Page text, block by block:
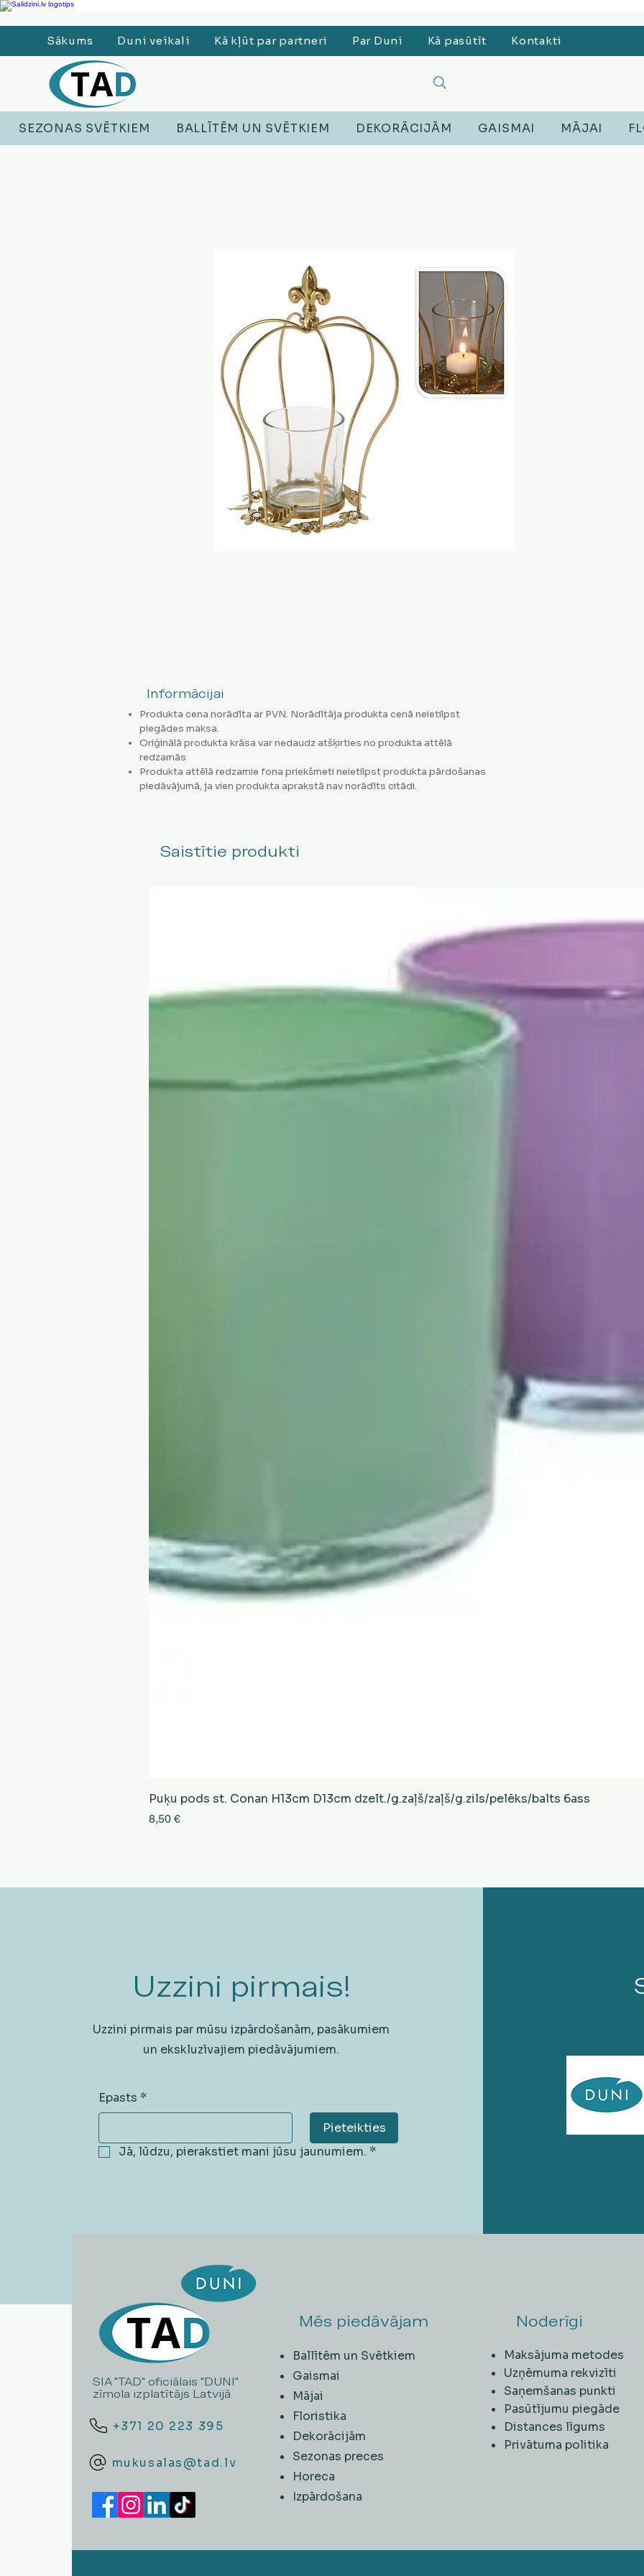
Ledusskapji, Sadzīves tehnika, Smaržas, Operatīvā atmiņa, Putekļu sūcēji, Lego, Austiņas
Sākums Duni veikali Kā kļūt par partneri Par Duni Kā pasūtīt Kontakti
SEZONAS SVĒTKIEM BALLĪTĒM UN SVĒTKIEM DEKORĀCIJĀM GAISMAI MĀJAI
Informācijai
Produkta cena norādīta ar PVN. Norādītāja produkta cenā neietilpst
piegādes maksa.
Oriģinālā produkta krāsa var nedaudz atšķirties no produkta attēlā
redzamās
Produkta attēlā redzamie fona priekšmeti neietilpst produkta pārdošanas
piedāvājumā, ja vien produkta aprakstā nav norādīts citādi.
Saistītie produkti
Ātrais skats
Puķu pods st. Conan H13cm D13cm dzelt./g.zaļš/zaļš/g.zils/pelēks/balts 6ass
Cena
8,50 €
Uzzini pirmais!
Uzzini pirmais par mūsu izpārdošanām, pasākumiem
un ekskluzīvajiem piedāvājumiem.
Epasts *
Pieteikties
Jā, lūdzu, pierakstiet mani jūsu jaunumiem. *
SIA "TAD" oficiālais "DUNI"
zīmola izplatītājs Latvijā
+371 20 223 395
mukusalas@tad.lv
Mēs piedāvājam
Ballītēm un Svētkiem
Gaismai
Mājai
Floristika
Dekorācijām
Sezonas preces
Horeca
​Izpārdošana
Noderīgi
Maksājuma metodes
Uzņēmuma rekvizīti
Saņemšanas punkti
Pasūtījumu piegāde
Distances līgums
Privātuma politika